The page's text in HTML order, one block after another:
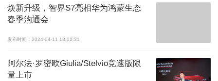
焕新升级，智界S7亮相华为鸿蒙生态
春季沟通会
发布时间：2024-04-11 18:02:31
阿尔法·罗密欧Giulia/Stelvio竞速版限
量上市